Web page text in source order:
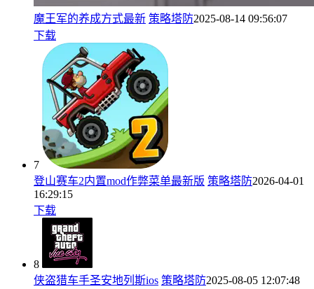
魔王军的养成方式最新 策略塔防2025-08-14 09:56:07
下载
7
登山赛车2内置mod作弊菜单最新版 策略塔防2026-04-01
16:29:15
下载
8
侠盗猎车手圣安地列斯ios 策略塔防2025-08-05 12:07:48